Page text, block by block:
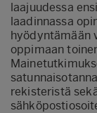
laajuudessa
laadinnassa
hyödyntämään
oppimaan
rekisteristä